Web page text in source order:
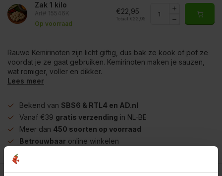
Zak 1 kilo
Art# 15546K
Op voorraad
€22,95
Totaal: €22,95
Rauwe Kemirinoten zijn licht giftig, dus bak ze kook of pof ze
voordat je ze gaat gebruiken. Kemirinoten maken je sauzen,
wat romiger, voller en dikker.
Lees meer
Bekend van SBS6 & RTL4 en AD.nl
Vanaf €39 gratis verzending in NL-BE
Meer dan 450 soorten op voorraad
Betrouwbaar online winkelen